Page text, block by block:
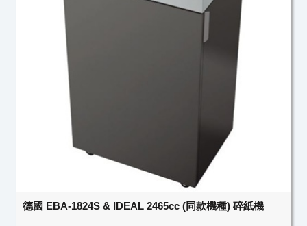
德國 EBA-1824S & IDEAL 2465cc (同款機種) 碎紙機